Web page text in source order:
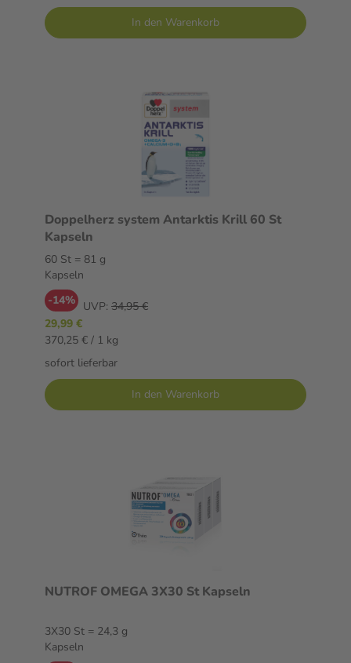
In den Warenkorb
Doppelherz system Antarktis Krill 60 St
Kapseln
60 St = 81 g
Kapseln
-14% UVP: 34,95 €
29,99 €
370,25 € / 1 kg
sofort lieferbar
In den Warenkorb
NUTROF OMEGA 3X30 St Kapseln
3X30 St = 24,3 g
Kapseln